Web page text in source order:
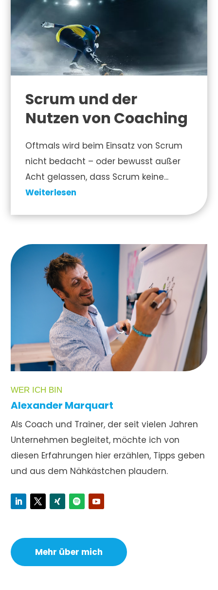
Scrum und der
Nutzen von Coaching
Oftmals wird beim Einsatz von Scrum
nicht bedacht – oder bewusst außer
Acht gelassen, dass Scrum keine...
Weiterlesen
WER ICH BIN
Alexander Marquart
Als Coach und Trainer, der seit vielen Jahren
Unternehmen begleitet, möchte ich von
diesen Erfahrungen hier erzählen, Tipps geben
und aus dem Nähkästchen plaudern.
Mehr über mich